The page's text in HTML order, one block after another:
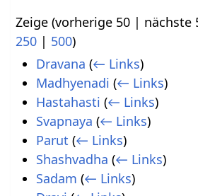
Zeige (vorherige 50 | nächste
250 | 500)
Dravana (← Links)
Madhyenadi (← Links)
Hastahasti (← Links)
Svapnaya (← Links)
Parut (← Links)
Shashvadha (← Links)
Sadam (← Links)